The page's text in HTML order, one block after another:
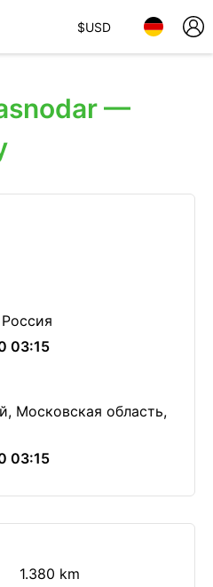
$USD
—
03:15
Московская область,
03:15
1.380 km